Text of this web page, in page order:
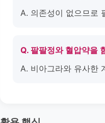
A. 의존성이 없으므로
Q. 팔팔정와 혈압약을
A. 비아그라와 유사한